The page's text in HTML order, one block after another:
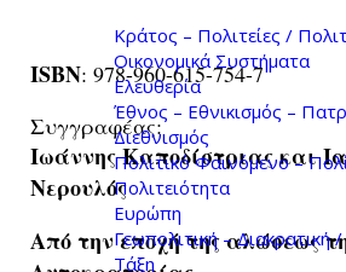
Κράτος – Πολιτείες /
Οικονομικά Συστήματα
Ελευθερία
Έθνος – Εθνικισμός –
Διεθνισμός
Πολιτικό Φαινόμενο –
Πολιτειότητα
Ευρώπη
Γεωπολιτική – Διακρατική
Τάξη
ISBN: 978-960-615-754-7
Συγγραφέας:
Ιωάννης Καποδίστριας και
Νερουλός
Από την εποχή της αλώσεως